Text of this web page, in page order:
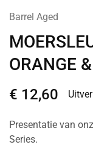
Barrel Aged
ORANGE
€ 12,60
Presentatie van
Series.